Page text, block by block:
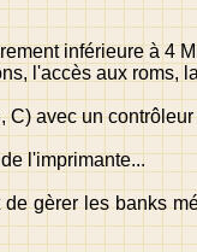
inférieure à 4
l'accès aux roms,
C) avec un
l'imprimante...
gèrer les banks